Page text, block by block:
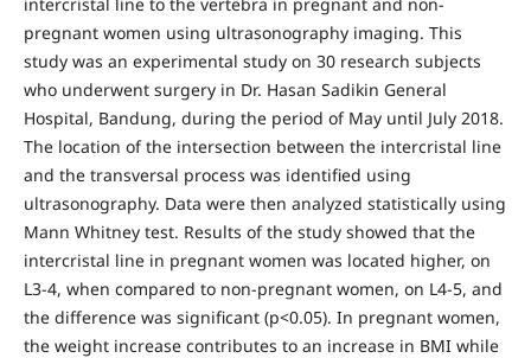
pregnant women using ultrasonography imaging. This
study was an experimental study on 30 research subjects
who underwent surgery in Dr. Hasan Sadikin General
Hospital, Bandung, during the period of May until July 2018.
The location of the intersection between the intercristal line
and the transversal process was identified using
ultrasonography. Data were then analyzed statistically using
Mann Whitney test. Results of the study showed that the
intercristal line in pregnant women was located higher, on
L3-4, when compared to non-pregnant women, on L4-5, and
the difference was significant (p<0.05). In pregnant women,
the weight increase contributes to an increase in BMI while